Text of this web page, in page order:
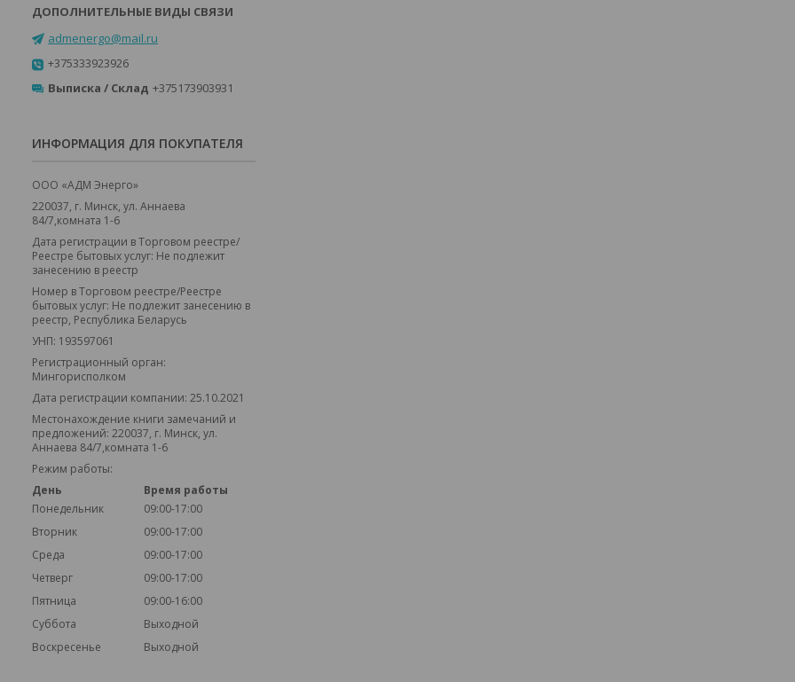
admenergo@mail.ru
+375333923926
Выписка / Склад +375173903931
ИНФОРМАЦИЯ ДЛЯ ПОКУПАТЕЛЯ
ООО «АДМ Энерго»
220037, г. Минск, ул. Аннаева
84/7,комната 1-6
Дата регистрации в Торговом реестре/
Реестре бытовых услуг: Не подлежит
занесению в реестр
Номер в Торговом реестре/Реестре
бытовых услуг: Не подлежит занесению в
реестр, Республика Беларусь
УНП: 193597061
Регистрационный орган:
Мингорисполком
Дата регистрации компании: 25.10.2021
Местонахождение книги замечаний и
предложений: 220037, г. Минск, ул.
Аннаева 84/7,комната 1-6
Режим работы:
День
Время работы
Понедельник
09:00-17:00
Вторник
09:00-17:00
Среда
09:00-17:00
Четверг
09:00-17:00
Пятница
09:00-16:00
Суббота
Выходной
Воскресенье
Выходной